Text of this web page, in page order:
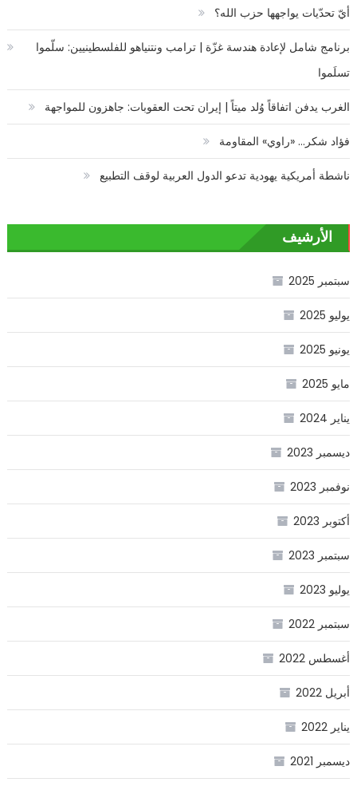
أيّ تحدّيات يواجهها حزب الله؟
برنامج شامل لإعادة هندسة غزّة | ترامب ونتنياهو للفلسطينيين: سلّموا
تسلَموا
الغرب يدفن اتفاقاً وُلد ميتاً | إيران تحت العقوبات: جاهزون للمواجهة
فؤاد شكر… «راوي» المقاومة
ناشطة أمريكية يهودية تدعو الدول العربية لوقف التطبيع
الأرشيف
سبتمبر 2025
يوليو 2025
يونيو 2025
مايو 2025
يناير 2024
ديسمبر 2023
نوفمبر 2023
أكتوبر 2023
سبتمبر 2023
يوليو 2023
سبتمبر 2022
أغسطس 2022
أبريل 2022
يناير 2022
ديسمبر 2021